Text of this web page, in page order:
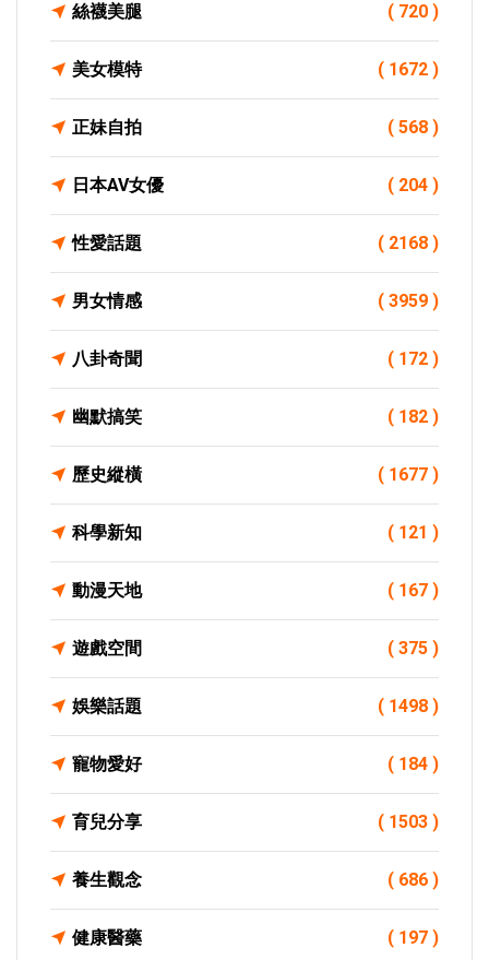
絲襪美腿 ( 720 )
美女模特 ( 1672 )
正妹自拍 ( 568 )
日本AV女優 ( 204 )
性愛話題 ( 2168 )
男女情感 ( 3959 )
八卦奇聞 ( 172 )
幽默搞笑 ( 182 )
歷史縱橫 ( 1677 )
科學新知 ( 121 )
動漫天地 ( 167 )
遊戲空間 ( 375 )
娛樂話題 ( 1498 )
寵物愛好 ( 184 )
育兒分享 ( 1503 )
養生觀念 ( 686 )
健康醫藥 ( 197 )